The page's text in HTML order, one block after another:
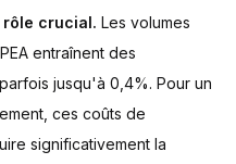
rôle crucial. Les volumes
entraînent des
jusqu'à 0,4%. Pour un
ces coûts de
significativement la